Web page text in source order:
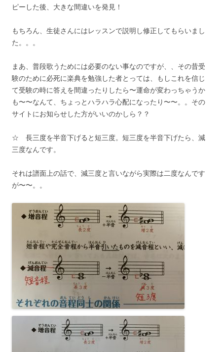
ピーした後、大きな間違いを発見！
もちろん、生徒さんにはレッスンで説明し修正してもらいまし
た。。。
まあ、普段歌うためには必要のない事なのですが、、その昔受
験のために必死に楽典を勉強した者とっては、もしこれを信じ
て受験の時に答えを間違ったりしたら〜運命が変わっちゃうか
も〜〜なんて、ちょっとハラハラ心配になったり〜〜。。その
サイトにお知らせした方がいいのかしら？？
☆ 長三度を半音下げると短三度。短三度を半音下げたら、減
三度なんです。
それは譜面上の話で、減三度と言いながら実際は二度なんです
が〜〜。。